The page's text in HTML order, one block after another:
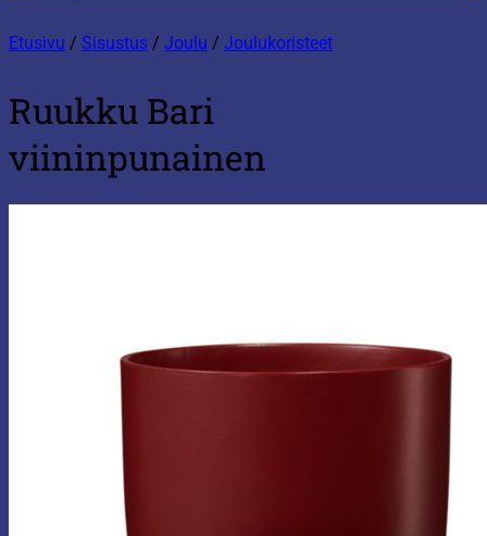
Etusivu / Sisustus / Joulu / Joulukoristeet
Ruukku Bari
viininpunainen